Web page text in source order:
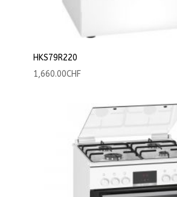
HKS79R220
1,660.00CHF